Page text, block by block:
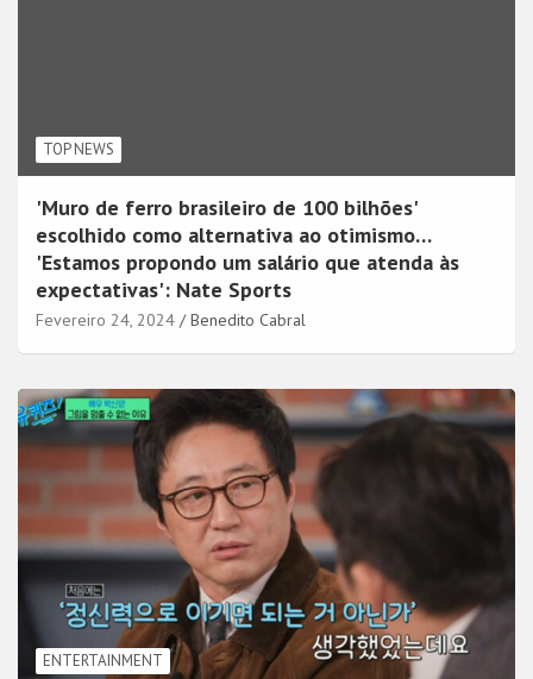
TOP NEWS
'Muro de ferro brasileiro de 100 bilhões'
escolhido como alternativa ao otimismo…
'Estamos propondo um salário que atenda às
expectativas': Nate Sports
Fevereiro 24, 2024 Benedito Cabral
ENTERTAINMENT